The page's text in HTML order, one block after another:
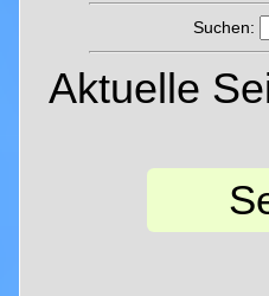
Suchen:
Aktuelle